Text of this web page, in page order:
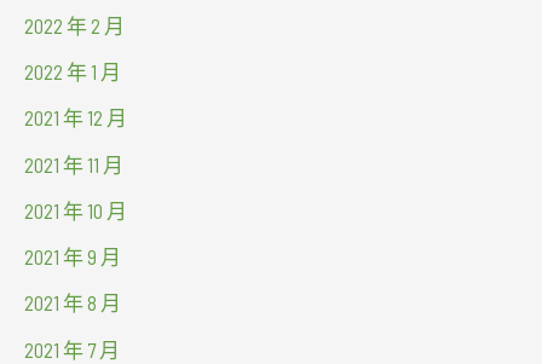
2022 年 2 月
2022 年 1 月
2021 年 12 月
2021 年 11 月
2021 年 10 月
2021 年 9 月
2021 年 8 月
2021 年 7 月